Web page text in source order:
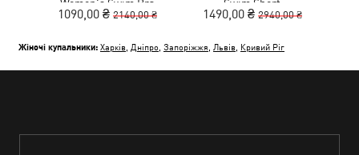
Women's Swim Bra
1090,00 ₴ 2140,00 ₴
Swim Short
1490,00 ₴ 2940,00 ₴
Жіночі купальники: Харків Дніпро Запоріжжя Львів Кривий Ріг